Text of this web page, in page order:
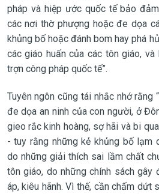
pháp và hiệp ước quốc tế bảo
các nơi thờ phượng hoặc đe dọa
khủng bố hoặc đánh bom hay phá
các giáo huấn của các tôn giáo,
trợn công pháp quốc tế”.
Tuyên ngôn cũng tái nhắc nhớ rằng
đe dọa an ninh của con người, ở
gieo rắc kinh hoàng, sợ hãi và bi
- tuy rằng những kẻ khủng bố lạm
do những giải thích sai lầm chất
tôn giáo, do những chính sách gây
áp, kiêu hãnh. Vì thế, cần chấm dứt